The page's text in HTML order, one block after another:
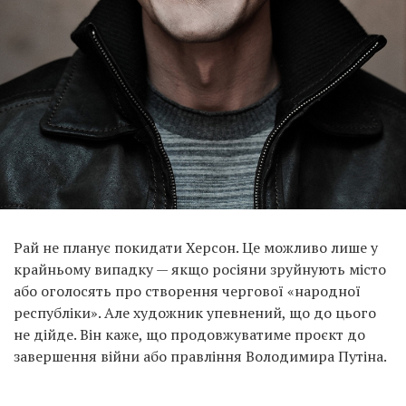
Рай не планує покидати Херсон. Це можливо лише у
крайньому випадку — якщо росіяни зруйнують місто
або оголосять про створення чергової «народної
республіки». Але художник упевнений, що до цього
не дійде. Він каже, що продовжуватиме проєкт до
завершення війни або правління Володимира Путіна.